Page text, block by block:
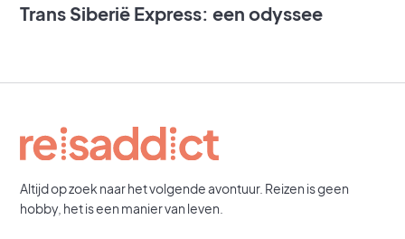
Trans Siberië Express: een odyssee
Altijd op zoek naar het volgende avontuur. Reizen is geen
hobby, het is een manier van leven.